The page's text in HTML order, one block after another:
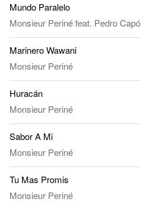
Mundo Paralelo
Monsieur Perinéfeat. Pedro Capó
Marinero Wawani
Monsieur Periné
Huracán
Monsieur Periné
Sabor A Mi
Monsieur Periné
Tu Mas Promis
Monsieur Periné